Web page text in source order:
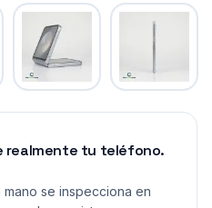
realmente tu teléfono.
se inspecciona en